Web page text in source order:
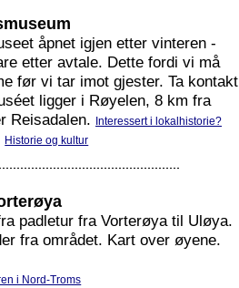
åpnet igjen etter vinteren -
etter avtale. Dette fordi vi må
før vi tar imot gjester. Ta kontakt
ligger i Røyelen, 8 km fra
Reisadalen.
Interessert i lokalhistorie?
Historie og kultur
padletur fra Vorterøya til Uløya.
fra området. Kart over øyene.
i Nord-Troms